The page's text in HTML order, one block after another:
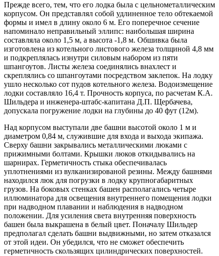
Прежде всего, тем, что его лодка была с цельнометаллическим
корпусом. Он представлял собой удлиненное тело обтекаемой
формы и имел в длину около 6 м. Его поперечное сечение
напоминало неправильный эллипс: наибольшая ширина
составляла около 1,5 м, а высота -1,8 м. Обшивка была
изготовлена из котельного листового железа толщиной 4,8 мм
и подкреплялась изнутри силовым набором из пяти
шпангоутов. Листы железа соединялись внахлест и
скреплялись со шпангоутами посредством заклепок. На лодку
ушло несколько сот пудов котельного железа. Водоизмещение
лодки составляло 16,4 т. Прочность корпуса, по расчетам К.А.
Шильдера и инженера-штабс-капитана Д.П. Щербачева,
допускала погружение лодки на глубины до 40 фут (12м).
Над корпусом выступали две башни высотой около 1 м и
диаметром 0,84 м, служившие для входа и выхода экипажа.
Сверху башни закрывались металлическими люками с
прижимными болтами. Крышки люков откидывались на
шарнирах. Герметичность стыка обеспечивалась
уплотнениями из вулканизированой резины. Между башнями
находился люк для погрузки в лодку крупногабаритных
грузов. На боковых стенках башен располагались четыре
иллюминатора для освещения внутреннего помещения лодки
при надводном плавании и наблюдения в надводном
положении. Для усиления света внутренняя поверхность
башен была выкрашена в белый цвет. Поначалу Шильдер
предполагал сделать башни выдвижными, но затем отказался
от этой идеи. Он убедился, что не сможет обеспечить
герметичность скользящих цилиндрических поверхностей.